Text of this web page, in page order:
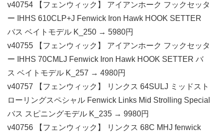
v40754 【フェンウィック】 アイアンホーク フックセッタ
ー IHHS 610CLP+J Fenwick Iron Hawk HOOK SETTER
バス ベイトモデル K_250 → 5980円
v40755 【フェンウィック】 アイアンホーク フックセッタ
ー IHHS 70CMLJ Fenwick Iron Hawk HOOK SETTER バ
ス ベイトモデル K_257 → 4980円
v40757 【フェンウィック】 リンクス 64SULJ ミッドスト
ローリングスペシャル Fenwick Links Mid Strolling Special
バス スピニングモデル K_235 → 9980円
v40756 【フェンウィック】 リンクス 68C MHJ fenwick